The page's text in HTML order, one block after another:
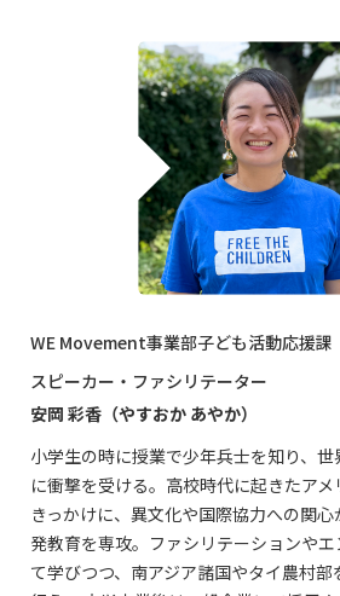
WE Movement事業部子ども活動応援課
スピーカー・ファシリテーター
安岡 彩香（やすおか あやか）
小学生の時に授業で少年兵士を知り、
に衝撃を受ける。高校時代に起きたア
きっかけに、異文化や国際協力への関
発教育を専攻。ファシリテーションや
て学びつつ、南アジア諸国やタイ農村